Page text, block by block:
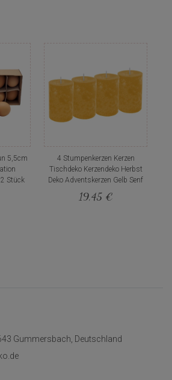
5,5cm
Stück
4 Stumpenkerzen Kerzen
Tischdeko Kerzendeko Herbst
Deko Adventskerzen Gelb Senf
19,45 €
Gummersbach, Deutschland